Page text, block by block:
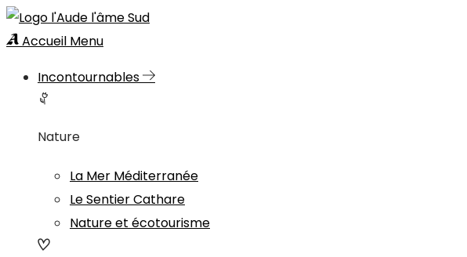
Accueil Menu
Incontournables
Nature
La Mer Méditerranée
Le Sentier Cathare
Nature et écotourisme